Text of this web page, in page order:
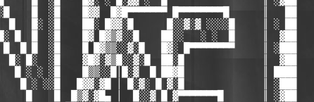
█  ░█    █▓▓  █▓█▀▀▀▀▀▀▀ █▀▀▀▀▀▀▀▀█      ║   ██
█   █░ ░█    ██░ █▓▓░█      █░░▓░▓ ░░░░█     ║ ░ ██
█  █  ░█    █▓ █▓▒▓░░█    ██░░   ░ ░  █     ║  ▓██
█ █  ░█    █ █▓▒▒░░▓░█   █▓░ █▀▀▀▀▀▀▀▀     ║ ░███
█░ █░  ░█    ▓█▓░▓▒█░░▓░█  ██░█              ║  ▓██
█ ░ ░ ░█    █▒▒░░█│█░▓  █ ██▓█              ║ ████
█ ░ ░░█   █▓▓░▓█ │ █░▓░ █ ▓░█              ║ ░███
█    █  █▒▓░▓█▄ │  █░░▓ █ ▓▀▀▀▀▀▀▀█       ║ ░▓██